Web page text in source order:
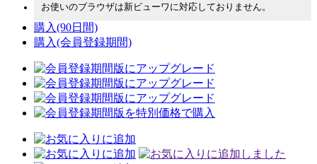
お使いのブラウザは新ビューワに対応しておりません。
購入(90日間)
購入(会員登録期間)